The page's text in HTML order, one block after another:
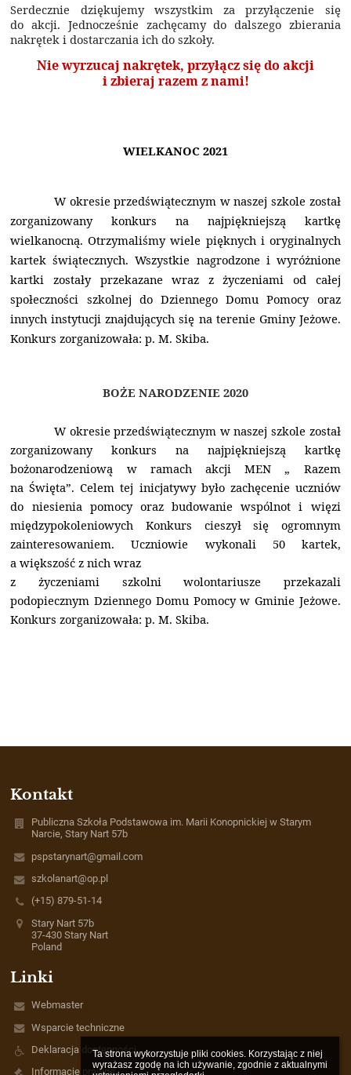
Ta strona wykorzystuje pliki cookies. Korzystając z niej
wyrażasz zgodę na ich używanie, zgodnie z aktualnymi
Serdecznie dziękujemy wszystkim za przyłączenie się
do akcji. Jednocześnie zachęcamy do dalszego zbierania
nakrętek i dostarczania ich do szkoły.
Nie wyrzucaj nakrętek, przyłącz się do akcji
i zbieraj razem z nami!
WIELKANOC 2021
W okresie przedświątecznym w naszej szkole został
zorganizowany konkurs na najpiękniejszą kartkę
wielkanocną. Otrzymaliśmy wiele pięknych i oryginalnych
kartek świątecznych. Wszystkie nagrodzone i wyróżnione
kartki zostały przekazane wraz z życzeniami od całej
społeczności szkolnej do Dziennego Domu Pomocy oraz
innych instytucji znajdujących się na terenie Gminy Jeżowe.
Konkurs zorganizowała: p. M. Skiba.
BOŻE NARODZENIE 2020
W okresie przedświątecznym w naszej szkole został
zorganizowany konkurs na najpiękniejszą kartkę
bożonarodzeniową w ramach akcji MEN „ Razem
na Święta”. Celem tej inicjatywy było zachęcenie uczniów
do niesienia pomocy oraz budowanie wspólnot i więzi
międzypokoleniowych Konkurs cieszył się ogromnym
zainteresowaniem. Uczniowie wykonali 50 kartek,
a większość z nich wraz
z życzeniami szkolni wolontariusze przekazali
podopiecznym Dziennego Domu Pomocy w Gminie Jeżowe.
Konkurs zorganizowała: p. M. Skiba.
Kontakt
Publiczna Szkoła Podstawowa im. Marii Konopnickiej w Starym
Narcie, Stary Nart 57b
pspstarynart@gmail.com
szkolanart@op.pl
(+15) 879-51-14
Stary Nart 57b
37-430 Stary Nart
Poland
Linki
Webmaster
Wsparcie techniczne
Deklaracja dostępności
Informacje prawne